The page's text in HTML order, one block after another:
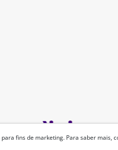
fins de marketing. Para saber mais,